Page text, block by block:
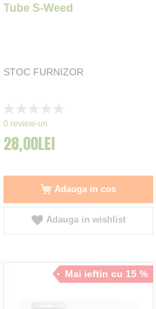
Tube S-Weed
STOC FURNIZOR
0%
0 review-uri
28,00LEI
Adauga in cos
Adauga in wishlist
Mai ieftin cu 15 %